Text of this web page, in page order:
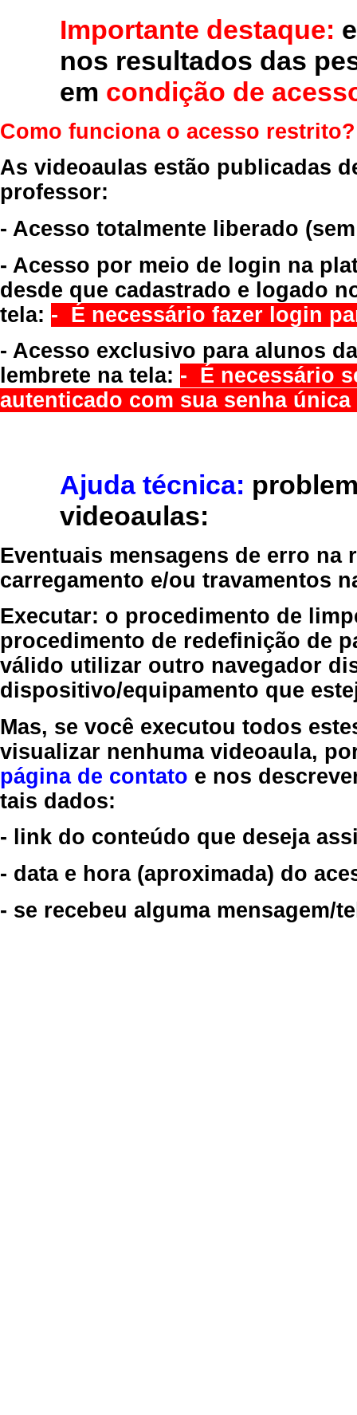
Importante destaque:
nos resultados das
em condição de
Como funciona o acesso restrito?
As videoaulas estão publicadas
professor:
- Acesso totalmente liberado
- Acesso por meio de login na
desde que cadastrado e logado
tela: - É necessário fazer login
- Acesso exclusivo para alunos
lembrete na tela: - É necessário
autenticado com sua senha
Ajuda técnica:
videoaulas:
Eventuais mensagens de erro
carregamento e/ou travamentos
Executar: o procedimento de
procedimento de redefinição de
válido utilizar outro navegador
dispositivo/equipamento que
Mas, se você executou todos
visualizar nenhuma videoaula,
página de contato e nos
tais dados:
- link do conteúdo que deseja
- data e hora (aproximada) do
- se recebeu alguma mensagem/